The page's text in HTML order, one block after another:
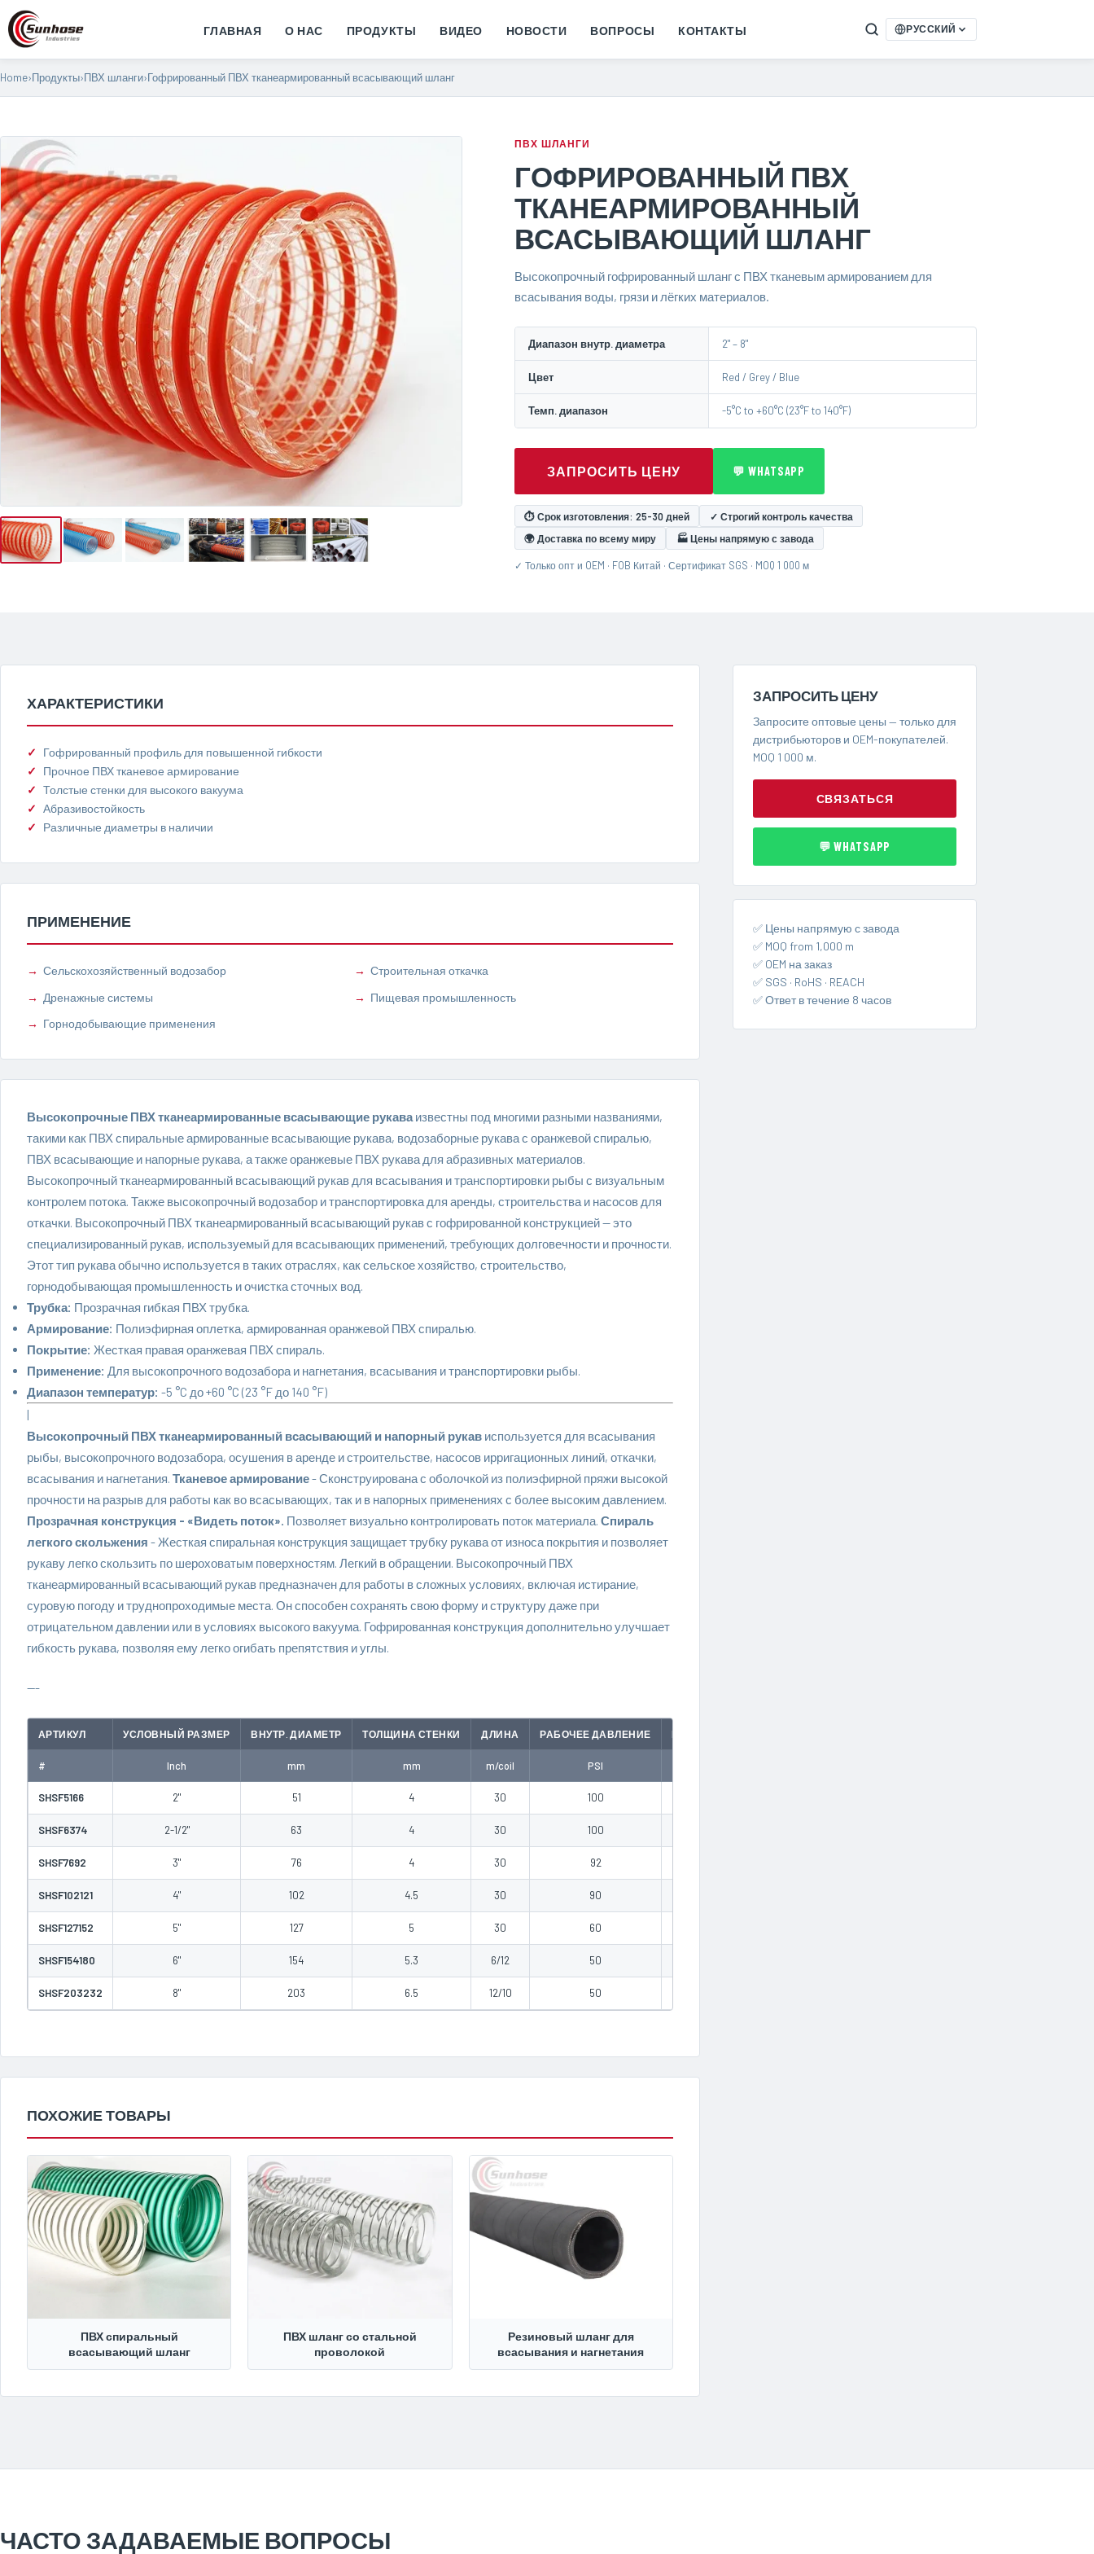
ГЛАВНАЯ О НАС ПРОДУКТЫ ВИДЕО НОВОСТИ ВОПРОСЫ КОНТАКТЫ РУССКИЙ
Home›Продукты›ПВХ шланги›Гофрированный ПВХ тканеармированный всасывающий шланг
ПВХ ШЛАНГИ
ГОФРИРОВАННЫЙ ПВХ
ТКАНЕАРМИРОВАННЫЙ
ВСАСЫВАЮЩИЙ ШЛАНГ
Высокопрочный гофрированный шланг с ПВХ тканевым армированием для
всасывания воды, грязи и лёгких материалов.
Диапазон внутр. диаметра 2" – 8"
Цвет Red / Grey / Blue
Темп. диапазон -5°C to +60°C (23°F to 140°F)
ЗАПРОСИТЬ ЦЕНУ 💬 WHATSAPP
⏱ Срок изготовления: 25-30 дней
✓ Строгий контроль качества
🌍 Доставка по всему миру
🏭 Цены напрямую с завода
✓ Только опт и OEM · FOB Китай · Сертификат SGS · MOQ 1 000 м
ХАРАКТЕРИСТИКИ
Гофрированный профиль для повышенной гибкости
Прочное ПВХ тканевое армирование
Толстые стенки для высокого вакуума
Абразивостойкость
Различные диаметры в наличии
ПРИМЕНЕНИЕ
Сельскохозяйственный водозабор
Строительная откачка
Дренажные системы
Пищевая промышленность
Горнодобывающие применения
Высокопрочные ПВХ тканеармированные всасывающие рукаваизвестны под многими разными названиями,
такими как ПВХ спиральные армированные всасывающие рукава, водозаборные рукава с оранжевой спиралью,
ПВХ всасывающие и напорные рукава, а также оранжевые ПВХ рукава для абразивных материалов.
Высокопрочный тканеармированный всасывающий рукав для всасывания и транспортировки рыбы с визуальным
контролем потока. Также высокопрочный водозабор и транспортировка для аренды, строительства и насосов для
откачки. Высокопрочный ПВХ тканеармированный всасывающий рукав с гофрированной конструкцией — это
специализированный рукав, используемый для всасывающих применений, требующих долговечности и прочности.
Этот тип рукава обычно используется в таких отраслях, как сельское хозяйство, строительство,
горнодобывающая промышленность и очистка сточных вод.
Трубка: Прозрачная гибкая ПВХ трубка.
Армирование: Полиэфирная оплетка, армированная оранжевой ПВХ спиралью.
Покрытие: Жесткая правая оранжевая ПВХ спираль.
Применение: Для высокопрочного водозабора и нагнетания, всасывания и транспортировки рыбы.
Диапазон температур: -5 °C до +60 °C (23 °F до 140 °F)
|
Высокопрочный ПВХ тканеармированный всасывающий и напорный рукав используется для всасывания
рыбы, высокопрочного водозабора, осушения в аренде и строительстве, насосов ирригационных линий, откачки,
всасывания и нагнетания. Тканевое армирование- Сконструирована с оболочкой из полиэфирной пряжи высокой
прочности на разрыв для работы как во всасывающих, так и в напорных применениях с более высоким давлением.
Прозрачная конструкция - «Видеть поток». Позволяет визуально контролировать поток материала. Спираль
легкого скольжения - Жесткая спиральная конструкция защищает трубку рукава от износа покрытия и позволяет
рукаву легко скользить по шероховатым поверхностям. Легкий в обращении. Высокопрочный ПВХ
тканеармированный всасывающий рукав предназначен для работы в сложных условиях, включая истирание,
суровую погоду и труднопроходимые места. Он способен сохранять свою форму и структуру даже при
отрицательном давлении или в условиях высокого вакуума. Гофрированная конструкция дополнительно улучшает
гибкость рукава, позволяя ему легко огибать препятствия и углы.
---
АРТИКУЛ УСЛОВНЫЙ РАЗМЕР ВНУТР. ДИАМЕТР ТОЛЩИНА СТЕНКИ ДЛИНА РАБОЧЕЕ ДАВЛЕНИЕ РАДИУС ИЗГИБА
#
Inch mm mm m/coil PSI
SHSF5166 2" 51 4 30 100
SHSF6374 2-1/2" 63 4 30 100
SHSF7692 3" 76 4 30 92
SHSF102121 4" 102 4.5 30 90
SHSF127152 5" 127 5 30 60
SHSF154180 6" 154 5.3 6/12 50
SHSF203232 8" 203 6.5 12/10 50
ПОХОЖИЕ ТОВАРЫ
ПВХ спиральный
всасывающий шланг
ПВХ шланг со стальной
проволокой
Резиновый шланг для
всасывания и нагнетания
ЗАПРОСИТЬ ЦЕНУ
Запросите оптовые цены — только для
дистрибьюторов и OEM-покупателей.
MOQ 1 000 м.
СВЯЗАТЬСЯ
💬 WHATSAPP
✅ Цены напрямую с завода
✅ MOQ from 1,000 m
✅ OEM на заказ
✅ SGS · RoHS · REACH
✅ Ответ в течение 8 часов
ЧАСТО ЗАДАВАЕМЫЕ ВОПРОСЫ